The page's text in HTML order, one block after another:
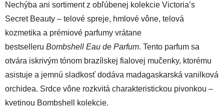
Nechýba ani sortiment z obľúbenej kolekcie Victoria’s
Secret Beauty – telové spreje, hmlové vône, telová
kozmetika a prémiové parfumy vrátane
bestselleru Bombshell Eau de Parfum. Tento parfum sa
otvára iskrivým tónom brazílskej fialovej mučenky, ktorému
asistuje a jemnú sladkosť dodáva madagaskarská vanilková
orchidea. Srdce vône rozkvitá charakteristickou pivonkou –
kvetinou Bombshell kolekcie.